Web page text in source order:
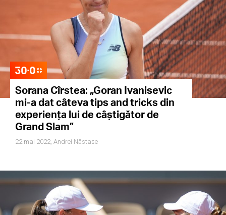
Sorana Cîrstea: „Goran Ivanisevic
mi-a dat câteva tips and tricks din
experiența lui de câștigător de
Grand Slam”
22 mai 2022, Andrei Năstase